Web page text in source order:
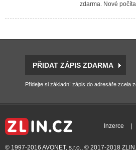
zdarma. Nové
PŘIDAT ZÁPIS ZDARMA
Přidejte si základní zápis do adresáře zcela
Inzerce
© 1997-2016 AVONET, s.r.o., © 2017-2018